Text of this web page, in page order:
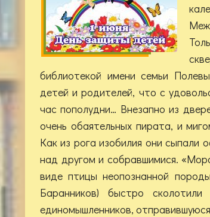
библиотекой имени семьи
детей и родителей, что с
час пополудни… Внезапно из
очень обаятельных пирата, и
Как из рога изобилия они сыпали
над другом и собравшимися.
виде птицы неопознанной
Баранников) быстро
единомышленников,